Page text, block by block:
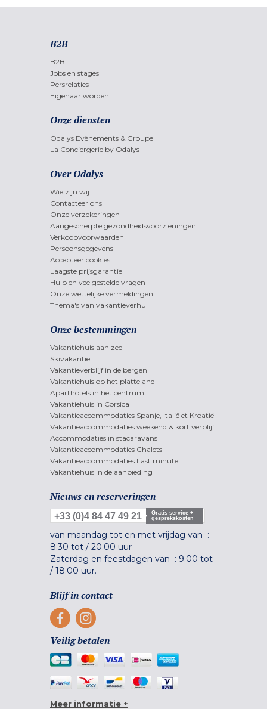
B2B
B2B
Jobs en stages
Persrelaties
Eigenaar worden
Onze diensten
Odalys Evènements & Groupe
La Conciergerie by Odalys
Over Odalys
Wie zijn wij
Contacteer ons
Onze verzekeringen
Aangescherpte gezondheidsvoorzieningen
Verkoopvoorwaarden
Persoonsgegevens
Accepteer cookies
Laagste prijsgarantie
Hulp en veelgestelde vragen
Onze wettelijke vermeldingen
Thema's van vakantieverhu
Onze bestemmingen
Vakantiehuis aan zee
Skivakantie
Vakantieverblijf in de bergen
Vakantiehuis op het platteland
Aparthotels in het centrum
Vakantiehuis in Corsica
Vakantieaccommodaties Spanje, Italië et Kroatië
Vakantieaccommodaties weekend & kort verblijf
Accommodaties in stacaravans
Vakantieaccommodaties Chalets
Vakantieaccommodaties Last minute
Vakantiehuis in de aanbieding
Nieuws en reserveringen
+33 (0)4 84 47 49 21
Gratis service +
gesprekskosten
van maandag tot en met vrijdag van :
8.30 tot / 20.00 uur
Zaterdag en feestdagen van : 9.00 tot
/ 18.00 uur.
Blijf in contact
Veilig betalen
Meer informatie +